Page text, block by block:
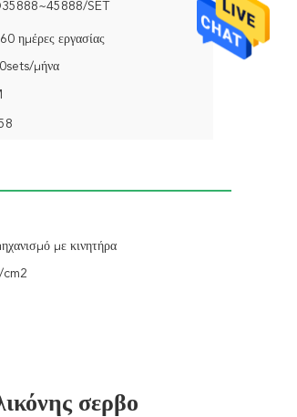
SET
ημέρες εργασίας
μήνα
με κινητήρα
cm2
σερβο